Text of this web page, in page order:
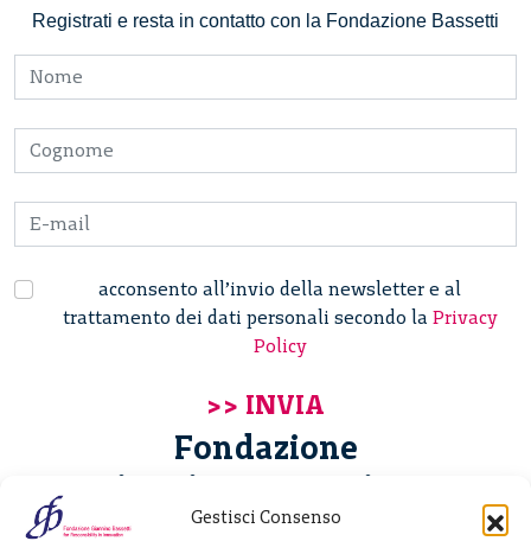
Gestisci Consenso
Registrati e resta in contatto con la Fondazione Bassetti
acconsento all’invio della newsletter e al
trattamento dei dati personali secondo la Privacy
Policy
Fondazione
Giannino Bassetti ETS